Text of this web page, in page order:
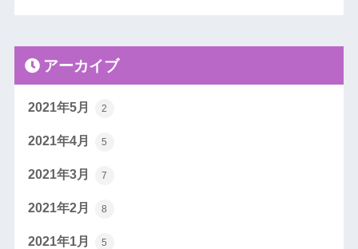
アーカイブ
2021年5月 2
2021年4月 5
2021年3月 7
2021年2月 8
2021年1月 5